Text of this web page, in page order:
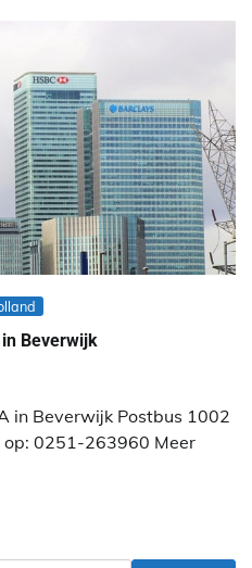
Beverwijk
in Beverwijk Postbus 1002
op: 0251-263960 Meer